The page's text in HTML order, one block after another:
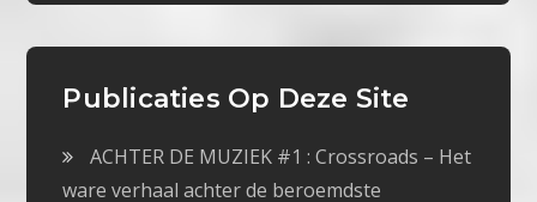
Publicaties Op Deze Site
ACHTER DE MUZIEK #1 : Crossroads – Het
ware verhaal achter de beroemdste